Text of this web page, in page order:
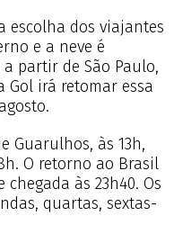
escolha dos viajantes
e a neve é
partir de São Paulo,
Gol irá retomar essa
Guarulhos, às 13h,
O retorno ao Brasil
chegada às 23h40. Os
quartas, sextas-